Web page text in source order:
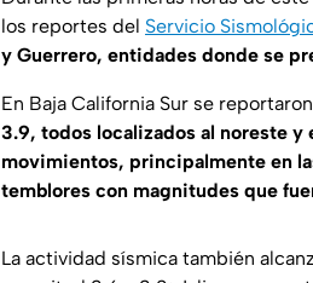
los reportes del Servicio
y Guerrero, entidades donde se
En Baja California Sur se
3.9, todos localizados al noreste y
movimientos, principalmente en
temblores con magnitudes que
La actividad sísmica también